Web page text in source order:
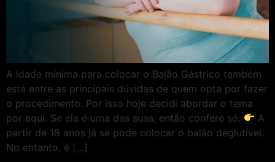
A idade mínima para colocar o Balão Gástrico também
está entre as principais dúvidas de quem opta por fazer
o procedimento. Por isso hoje decidi abordar o tema
por aqui. Se ela é uma das suas, então confere só:
A
partir de 18 anos já se pode colocar o balão deglutível.
No entanto, é […]